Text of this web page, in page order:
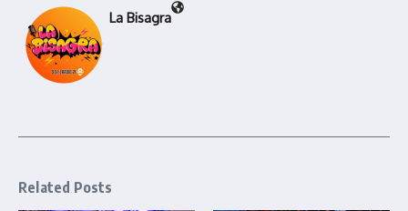
La Bisagra
Related Posts